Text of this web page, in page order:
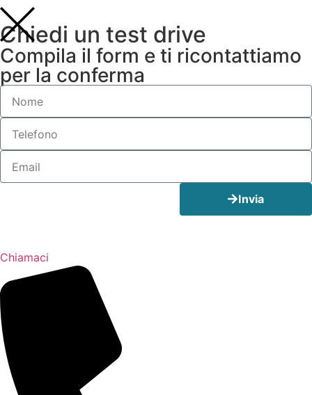
Chiedi un test drive
Compila il form e ti ricontattiamo
per la conferma
Invia
Chiamaci